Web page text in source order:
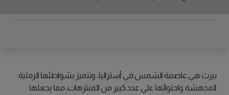
بيرث هي عاصمة الشمس في أستراليا، وتتميز بشواطئها الرملية
المدهشة واحتوائها على عدد كبير من المنتزهات، مما يجعلها